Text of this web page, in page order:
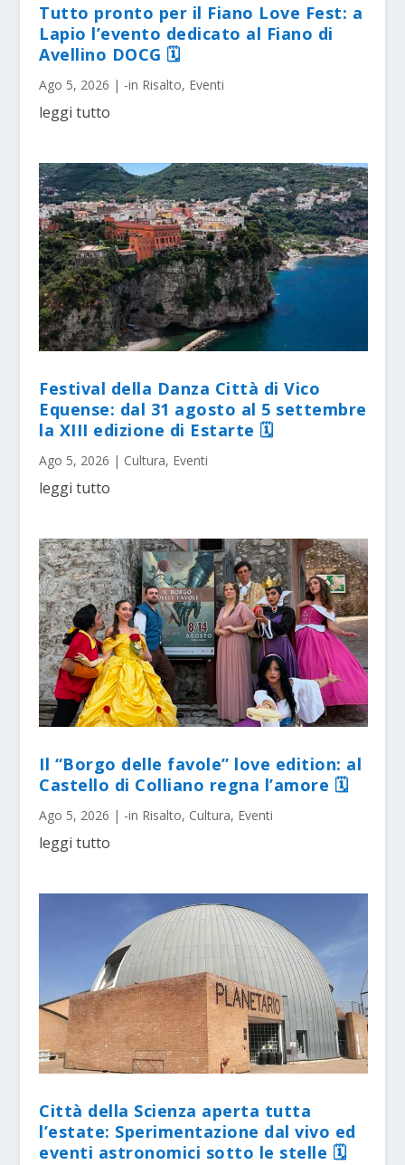
Tutto pronto per il Fiano Love Fest: a
Lapio l’evento dedicato al Fiano di
Avellino DOCG 🗓
Ago 5, 2026 | -in Risalto, Eventi
leggi tutto
Festival della Danza Città di Vico
Equense: dal 31 agosto al 5 settembre
la XIII edizione di Estarte 🗓
Ago 5, 2026 | Cultura, Eventi
leggi tutto
Il “Borgo delle favole” love edition: al
Castello di Colliano regna l’amore 🗓
Ago 5, 2026 | -in Risalto, Cultura, Eventi
leggi tutto
Città della Scienza aperta tutta
l’estate: Sperimentazione dal vivo ed
eventi astronomici sotto le stelle 🗓